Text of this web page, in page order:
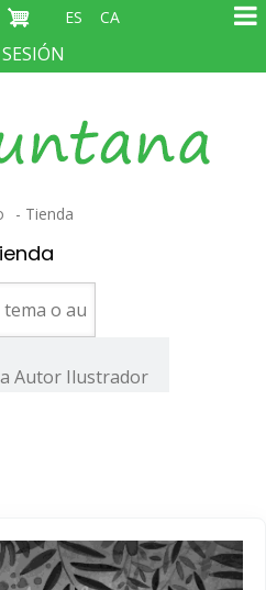
ES CA
Tienda
Autor Ilustrador